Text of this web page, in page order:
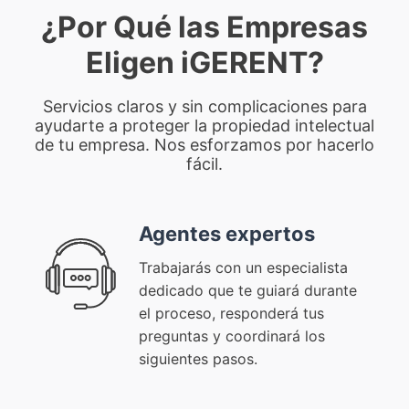
¿Por Qué las Empresas
Eligen iGERENT?
Servicios claros y sin complicaciones para
ayudarte a proteger la propiedad intelectual
de tu empresa. Nos esforzamos por hacerlo
fácil.
Agentes expertos
Trabajarás con un especialista
dedicado que te guiará durante
el proceso, responderá tus
preguntas y coordinará los
siguientes pasos.